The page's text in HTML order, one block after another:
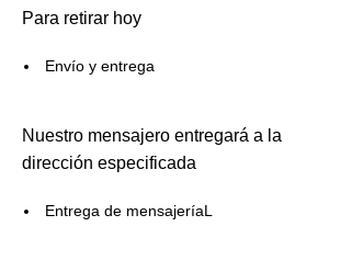
Para retirar hoy
Envío y entrega
Nuestro mensajero entregará a la
dirección especificada
Entrega de mensajeríaL